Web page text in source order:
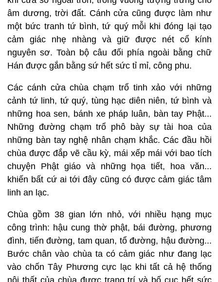
âm dương, trời đất. Cánh cửa cũng được làm như
một bức tranh tứ bình, tứ quý mỗi khi đóng lại tạo
cảm giác nhẹ nhàng và giữ được nét cổ kính
nguyên sơ. Toàn bộ câu đối phía ngoài bằng chữ
Hán được gắn bằng sứ hết sức tỉ mỉ, công phu.
Các cánh cửa chùa chạm trổ tinh xảo với những
cảnh tứ linh, tứ quý, tùng hạc diên niên, tứ bình và
những hoa sen, bánh xe pháp luân, bàn tay Phật...
Những đường chạm trổ phô bày sự tài hoa của
những bàn tay nghệ nhân chạm khắc. Các đầu hồi
chùa được đắp vẽ cầu kỳ, mái xếp mái với bao tích
chuyện Phật giáo và những họa tiết, hoa văn...
khiến bất cứ ai tới đây cũng có được cảm giác tâm
linh an lạc.
Chùa gồm 38 gian lớn nhỏ, với nhiều hạng mục
công trình: hậu cung thờ phật, bái đường, phương
đình, tiến đường, tam quan, tổ đường, hậu đường...
Bước chân vào chùa ta có cảm giác như đang lạc
vào chốn Tây Phương cực lạc khi tất cả hệ thống
nội thất của chùa được trang trí và bố cục hết sức